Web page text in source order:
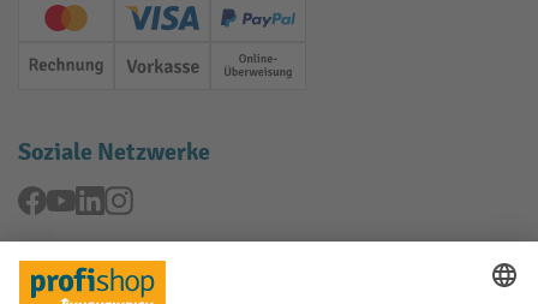
Creditcard (Master)Creditcard (Visa)
PayPal
Rechnung Vorkasse Online-Überweisung
Soziale Netzwerke
Facebook
YouTubeLinkedInInstagram
Rücknahme-Services